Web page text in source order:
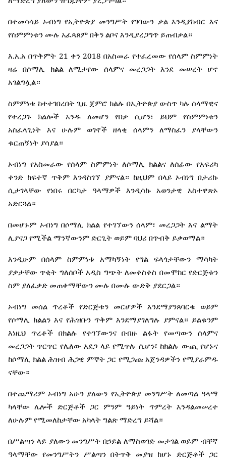
በተመሳሳይ ኦብነግ የኢትዮጵያ መንግሥት የገባውን ቃል እንዲያከብር እና
የስምምነቱን ሙሉ አፈጻጸም በቅን ልቦና እንዲያረጋግጥ ይጠብቃል።
እ.አ.አ በጥቅምት 21 ቀን2018በአስመራ የተፈረመው የሰላም ስምምነት
ዛሬ
በሶማሊ ክልል ለሚታየው ሰላምና መረጋጋት እንደ መሠረት
ሆኖ
አገልግሏል።
ስምምነቱ ከተተገበረበት ጊዜ ጀምሮ ክልሉ በኢትዮጵያ ውስጥ ካሉ ሰላማዊና
የተረጋጉ
ክልሎች አንዱ ለመሆን የበቃ ሲሆን፣ ይህም
የስምምነቱን
አስፈላጊነት
እና ሁሉም ወገኖች ዘላቂ ሰላምን ለማስፈን
ያላቸውን
ቁርጠኝነት ያሳያል።
ኦብነግ የአስመራው የሰላም ስምምነት ለሶማሊ ክልልና ለሰፊው የአፍሪካ
ቀንድ ከፍተኛ ጥቅም እንዳስገኘ ያምናል። ከዚህም በላይ ኦብነግ በታሪኩ
ሲታገላቸው
የነበሩ በርካታ ዓላማዎች እንዲሳኩ አወንታዊ
አስተዋጽኦ
አድርጓል።
በመሆኑም ኦብነግ በሶማሊ ክልል የተገኘውን ሰላም፣ መረጋጋት እና ልማት
ሊያናጋ የሚችል ማንኛውንም ድርጊት ወይም ባህሪ በጥብቅ ይቃወማል።
እንዲሁም በሰላም ስምምነቱ አማካኝነት የግል ፍላጎታቸውን
ማሳካት
ያቃታቸው ጥቂት ግለሰቦች አዲስ ግጭት ለመቀስቀስ በመሞከር የድርጅቱን
ስም ያለፈቃድ መጠቀማቸውን ሙሉ በሙሉ ውድቅ ያደርጋል።
ኦብነግ መሰል ጥረቶች የድርጅቱን መርሆዎች እንደማያንጸባርቁ
ወይም
የሶማሊ ክልልን እና የሕዝቡን ጥቅም እንደማያገለግሉ ያምናል። ይልቁንም
እነዚህ
ጥረቶች በክልሉ የተገኘውንና በብዙ ልፋት የመጣውን
ሰላምና
መረጋጋት ጥርጥር የሌለው አደጋ ላይ የሚጥሉ ሲሆን፣ ከክልሉ ውጪ የሆኑና
ከሶማሊ ክልል ሕዝብ ሕጋዊ ምኞት ጋር የሚጋጩ አጀንዳዎችን የሚያራምዱ
ናቸው።
በተጨማሪም ኦብነግ አሁን ያለውን የኢትዮጵያ መንግሥት ለመጣል ዓላማ
ካላቸው
ሌሎች ድርጅቶች ጋር ምንም ዓይነት ጥምረት እንዳልመሠረተ
ለሁሉም የሚመለከታቸው አካላት ግልጽ ማድረግ ይሻል።
በሥልጣን ላይ ያለውን መንግሥት በኃይል ለማስወገድ መታገል ወይም ብቸኛ
ዓላማቸው
የመንግሥትን ሥልጣን በትጥቅ መያዝ ከሆኑ ድርጅቶች
ጋር